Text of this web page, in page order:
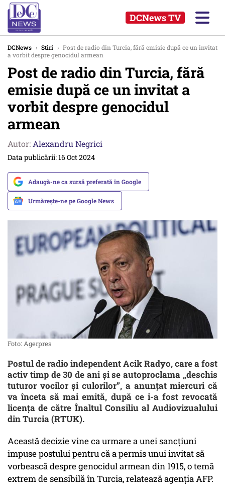
DCNews TV
DCNews › Stiri › Post de radio din Turcia, fără emisie după ce un invitat
a vorbit despre genocidul armean
Post de radio din Turcia, fără
emisie după ce un invitat a
vorbit despre genocidul
armean
Autor: Alexandru Negrici
Data publicării: 16 Oct 2024
Adaugă-ne ca sursă preferată în Google
Urmărește-ne pe Google News
Foto: Agerpres
Postul de radio independent Acik Radyo, care a fost
activ timp de 30 de ani și se autoproclama „deschis
tuturor vocilor și culorilor”, a anunțat miercuri că
va înceta să mai emită, după ce i-a fost revocată
licența de către Înaltul Consiliu al Audiovizualului
din Turcia (RTUK).
Această decizie vine ca urmare a unei sancțiuni
impuse postului pentru că a permis unui invitat să
vorbească despre genocidul armean din 1915, o temă
extrem de sensibilă în Turcia, relatează agenția AFP.